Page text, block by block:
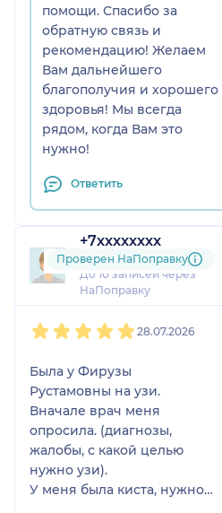
помощи. Спасибо за
обратную связь и
рекомендацию! Желаем
Вам дальнейшего
благополучия и хорошего
здоровья! Мы всегда
рядом, когда Вам это
нужно!
Ответить
+7xxxxxxxx
4 отзыва
До 10 записей через
НаПоправку
Проверен НаПоправку
28.07.2026
Была у Фирузы
Рустамовны на узи.
Вначале врач меня
опросила. (диагнозы,
жалобы, с какой целью
нужно узи).
У меня была киста, нужно